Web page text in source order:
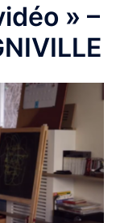
» –